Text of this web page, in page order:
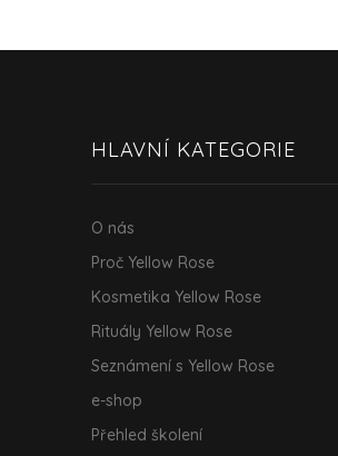
HLAVNÍ KATEGORIE
O nás
Proč Yellow Rose
Kosmetika Yellow Rose
Rituály Yellow Rose
Seznámení s Yellow Rose
e-shop
Přehled školení